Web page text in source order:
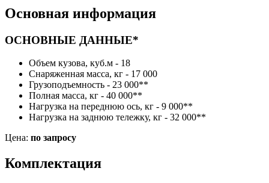
Основная информация
ОСНОВНЫЕ ДАННЫЕ*
Объем кузова, куб.м - 18
Cнаряженная масса, кг - 17 000
Грузоподъемность - 23 000**
Полная масса, кг - 40 000**
Нагрузка на переднюю ось, кг - 9 000**
Нагрузка на заднюю тележку, кг - 32 000**
Цена: по запросу
Комплектация